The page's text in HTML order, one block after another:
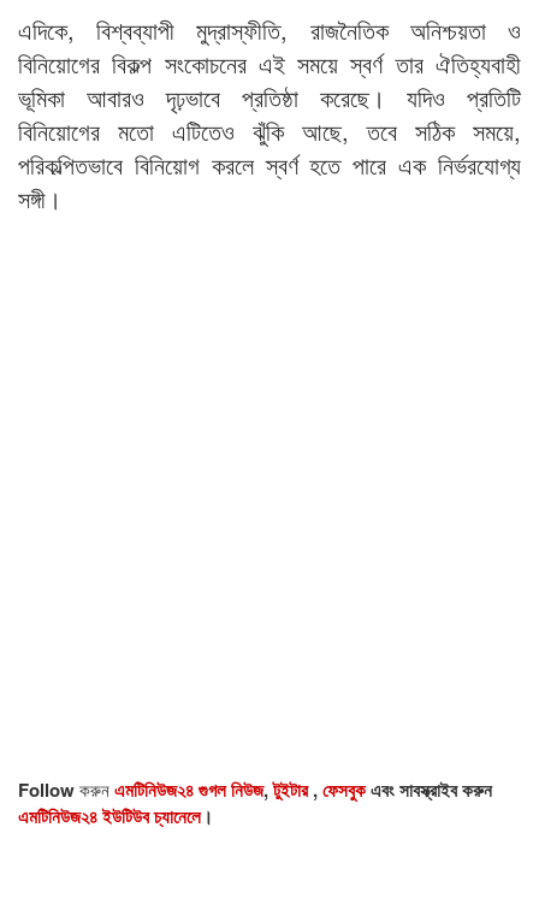
এদিকে, বিশ্বব্যাপী মুদ্রাস্ফীতি, রাজনৈতিক অনিশ্চয়তা ও
বিনিয়োগের বিকল্প সংকোচনের এই সময়ে স্বর্ণ তার ঐতিহ্যবাহী
ভূমিকা আবারও দৃঢ়ভাবে প্রতিষ্ঠা করেছে। যদিও প্রতিটি
বিনিয়োগের মতো এটিতেও ঝুঁকি আছে, তবে সঠিক সময়ে,
পরিকল্পিতভাবে বিনিয়োগ করলে স্বর্ণ হতে পারে এক নির্ভরযোগ্য
সঙ্গী।
Followকরুনএমটিনিউজ২৪ গুগল নিউজ,টুইটার,ফেসবুকএবং সাবস্ক্রাইব করুন
এমটিনিউজ২৪ ইউটিউব চ্যানেলে।